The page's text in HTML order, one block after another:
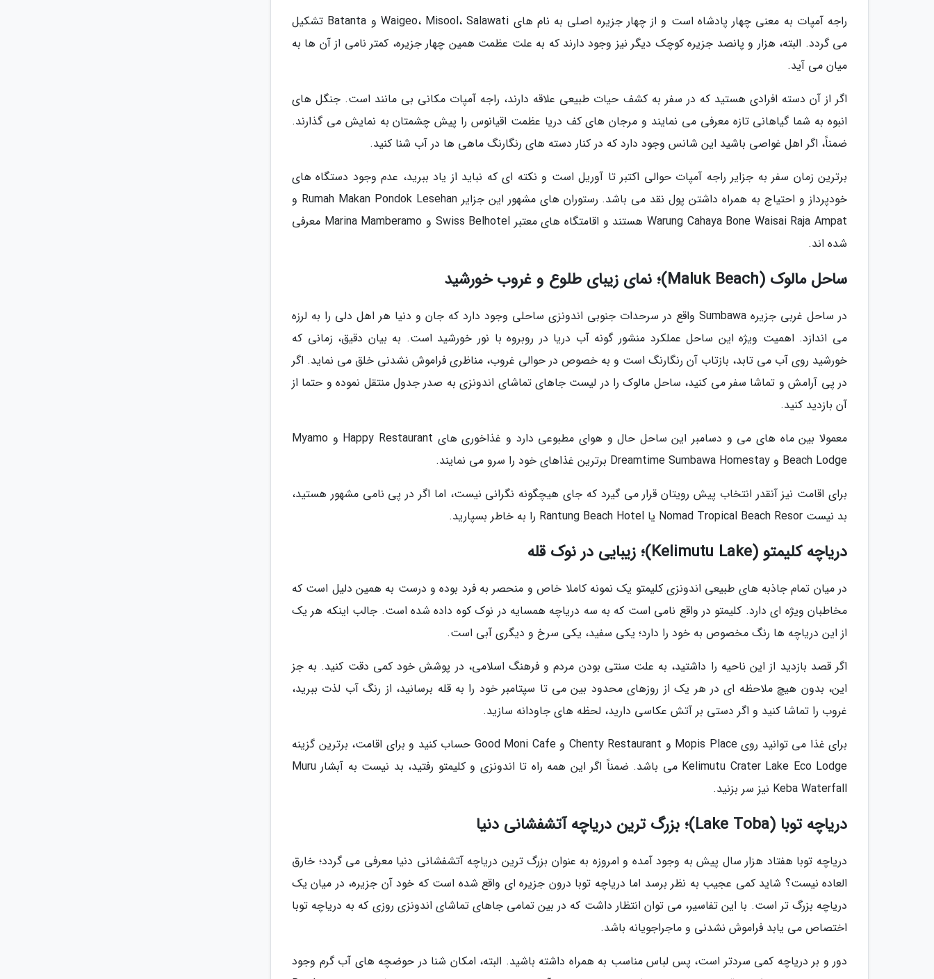
راجه آمپات به معنی چهار پادشاه است و از چهار جزیره اصلی به نام های Waigeo، Misool، Salawati و Batanta تشکیل
می گردد. البته، هزار و پانصد جزیره کوچک دیگر نیز وجود دارند که به علت عظمت همین چهار جزیره، کمتر نامی از آن ها به
میان می آید.
اگر از آن دسته افرادی هستید که در سفر به کشف حیات طبیعی علاقه دارند، راجه آمپات مکانی بی مانند است. جنگل های
انبوه به شما گیاهانی تازه معرفی می نمایند و مرجان های کف دریا عظمت اقیانوس را پیش چشمتان به نمایش می گذارند.
ضمناً، اگر اهل غواصی باشید این شانس وجود دارد که در کنار دسته های رنگارنگ ماهی ها در آب شنا کنید.
برترین زمان سفر به جزایر راجه آمپات حوالی اکتبر تا آوریل است و نکته ای که نباید از یاد ببرید، عدم وجود دستگاه های
خودپرداز و احتیاج به همراه داشتن پول نقد می باشد. رستوران های مشهور این جزایر Rumah Makan Pondok Lesehan و
Warung Cahaya Bone Waisai Raja Ampat هستند و اقامتگاه های معتبر Swiss Belhotel و Marina Mamberamo معرفی
شده اند.
ساحل مالوک (Maluk Beach)؛ نمای زیبای طلوع و غروب خورشید
در ساحل غربی جزیره Sumbawa واقع در سرحدات جنوبی اندونزی ساحلی وجود دارد که جان و دنیا هر اهل دلی را به لرزه
می اندازد. اهمیت ویژه این ساحل عملکرد منشور گونه آب دریا در روبروه با نور خورشید است. به بیان دقیق، زمانی که
خورشید روی آب می تابد، بازتاب آن رنگارنگ است و به خصوص در حوالی غروب، مناظری فراموش نشدنی خلق می نماید. اگر
در پی آرامش و تماشا سفر می کنید، ساحل مالوک را در لیست جاهای تماشای اندونزی به صدر جدول منتقل نموده و حتما از
آن بازدید کنید.
معمولا بین ماه های می و دسامبر این ساحل حال و هوای مطبوعی دارد و غذاخوری های Happy Restaurant و Myamo
Beach Lodge و Dreamtime Sumbawa Homestay برترین غذاهای خود را سرو می نمایند.
برای اقامت نیز آنقدر انتخاب پیش رویتان قرار می گیرد که جای هیچگونه نگرانی نیست، اما اگر در پی نامی مشهور هستید،
بد نیست Nomad Tropical Beach Resor یا Rantung Beach Hotel را به خاطر بسپارید.
دریاچه کلیمتو (Kelimutu Lake)؛ زیبایی در نوک قله
در میان تمام جاذبه های طبیعی اندونزی کلیمتو یک نمونه کاملا خاص و منحصر به فرد بوده و درست به همین دلیل است که
مخاطبان ویژه ای دارد. کلیمتو در واقع نامی است که به سه دریاچه همسایه در نوک کوه داده شده است. جالب اینکه هر یک
از این دریاچه ها رنگ مخصوص به خود را دارد؛ یکی سفید، یکی سرخ و دیگری آبی است.
اگر قصد بازدید از این ناحیه را داشتید، به علت سنتی بودن مردم و فرهنگ اسلامی، در پوشش خود کمی دقت کنید. به جز
این، بدون هیچ ملاحظه ای در هر یک از روزهای محدود بین می تا سپتامبر خود را به قله برسانید، از رنگ آب لذت ببرید،
غروب را تماشا کنید و اگر دستی بر آتش عکاسی دارید، لحظه های جاودانه سازید.
برای غذا می توانید روی Mopis Place و Chenty Restaurant و Good Moni Cafe حساب کنید و برای اقامت، برترین گزینه
Kelimutu Crater Lake Eco Lodge می باشد. ضمناً اگر این همه راه تا اندونزی و کلیمتو رفتید، بد نیست به آبشار Muru
Keba Waterfall نیز سر بزنید.
دریاچه توبا (Lake Toba)؛ بزرگ ترین دریاچه آتشفشانی دنیا
دریاچه توبا هفتاد هزار سال پیش به وجود آمده و امروزه به عنوان بزرگ ترین دریاچه آتشفشانی دنیا معرفی می گردد؛ خارق
العاده نیست؟ شاید کمی عجیب به نظر برسد اما دریاچه توبا درون جزیره ای واقع شده است که خود آن جزیره، در میان یک
دریاچه بزرگ تر است. با این تفاسیر، می توان انتظار داشت که در بین تمامی جاهای تماشای اندونزی روزی که به دریاچه توبا
اختصاص می یابد فراموش نشدنی و ماجراجویانه باشد.
دور و بر دریاچه کمی سردتر است، پس لباس مناسب به همراه داشته باشید. البته، امکان شنا در حوضچه های آب گرم وجود